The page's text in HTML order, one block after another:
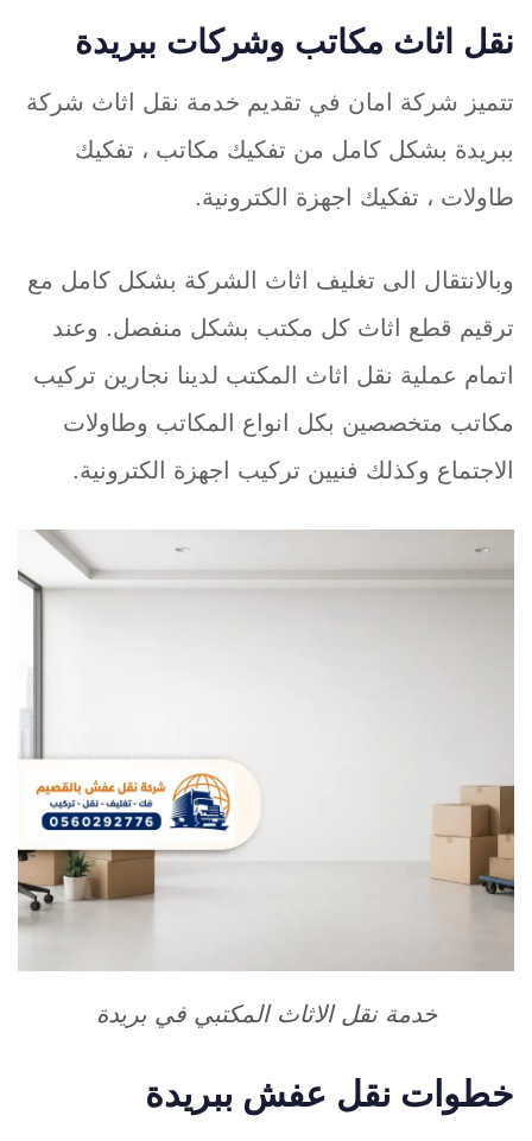
نقل اثاث مكاتب وشركات ببريدة
تتميز شركة امان في تقديم خدمة نقل اثاث شركة
ببريدة بشكل كامل من تفكيك مكاتب ، تفكيك
طاولات ، تفكيك اجهزة الكترونية.
وبالانتقال الى تغليف اثاث الشركة بشكل كامل مع
ترقيم قطع اثاث كل مكتب بشكل منفصل. وعند
اتمام عملية نقل اثاث المكتب لدينا نجارين تركيب
مكاتب متخصصين بكل انواع المكاتب وطاولات
الاجتماع وكذلك فنيين تركيب اجهزة الكترونية.
خدمة نقل الاثاث المكتبي في بريدة
خطوات نقل عفش ببريدة